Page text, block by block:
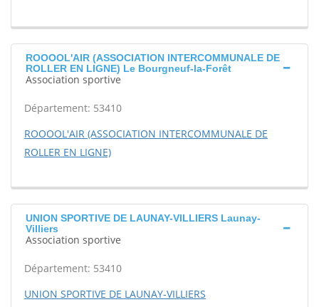
ROOOOL'AIR (ASSOCIATION INTERCOMMUNALE DE
ROLLER EN LIGNE) Le Bourgneuf-la-Forêt
Association sportive
Département: 53410
ROOOOL'AIR (ASSOCIATION INTERCOMMUNALE DE
ROLLER EN LIGNE)
UNION SPORTIVE DE LAUNAY-VILLIERS Launay-
Villiers
Association sportive
Département: 53410
UNION SPORTIVE DE LAUNAY-VILLIERS